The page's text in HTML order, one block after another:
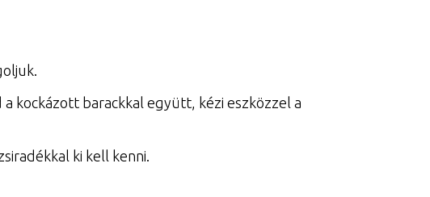
kockázott barackkal együtt, kézi eszközzel a
ki kell kenni.